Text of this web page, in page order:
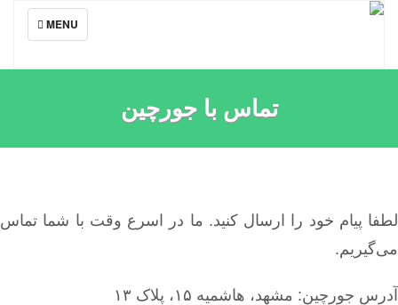
TOGGLE
NAVIGATION
MENU
تماس با جورچین
پیام خود را ارسال کنید. ما در اسرع وقت با شما تماس
جورچین: مشهد، هاشمیه ۱۵، پلاک ۱۳